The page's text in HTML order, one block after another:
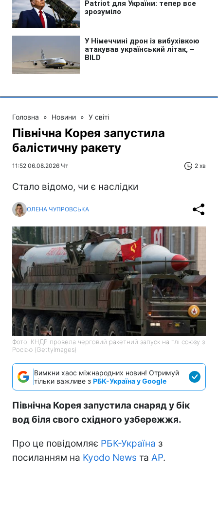
Головна » Новини » У світі
Північна Корея запустила
балістичну ракету
11:52 06.08.2026 Чт 2 хв
Стало відомо, чи є наслідки
ОЛЕНА ЧУПРОВСЬКА
Фото: КНДР провела черговий ракетний запуск на тлі союзу з
Росією (GettyImages)
Вимкни хаос міжнародних новин! Отримуй
тільки важливе з РБК-Україна у Google
Північна Корея запустила снаряд у бік
вод біля свого східного узбережжя.
Про це повідомляє РБК-Україна з
посиланням на Kyodo News та АР.